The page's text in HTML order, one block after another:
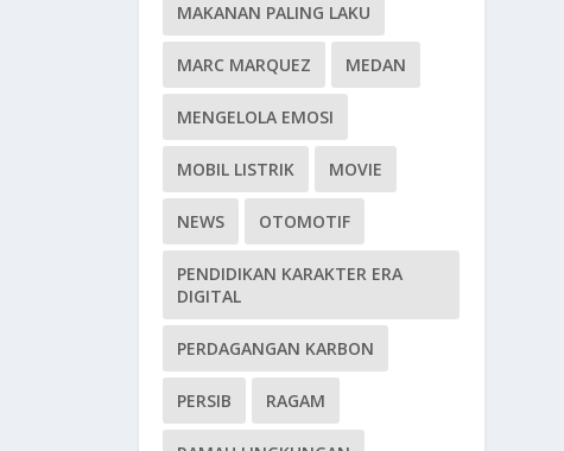
MAKANAN PALING LAKU
MARC MARQUEZ MEDAN
MENGELOLA EMOSI
MOBIL LISTRIK MOVIE
NEWS OTOMOTIF
PENDIDIKAN KARAKTER ERA
DIGITAL
PERDAGANGAN KARBON
PERSIB RAGAM